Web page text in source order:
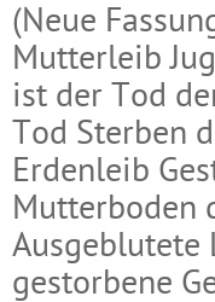
(Neue
Mutterleib
ist der Tod
Tod Sterben
Erdenleib
Mutterboden
Ausgeblutete
gestorbene